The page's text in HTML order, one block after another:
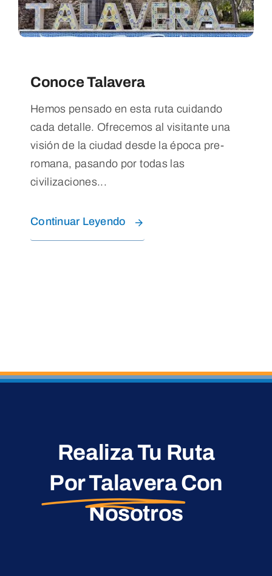
Blog
Conoce Talavera
Hemos pensado en esta ruta cuidando
cada detalle. Ofrecemos al visitante una
visión de la ciudad desde la época pre-
romana, pasando por todas las
civilizaciones...
Continuar Leyendo
Realiza Tu Ruta
Por TalaveraCon
Nosotros